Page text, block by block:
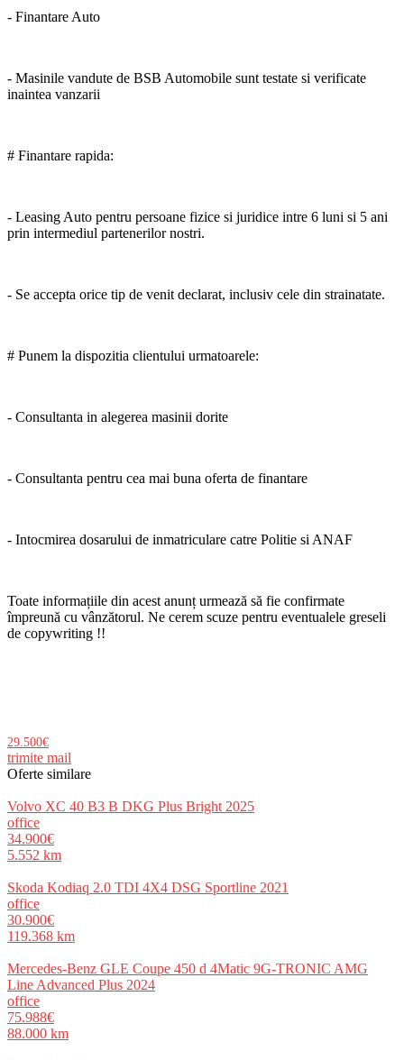
- Finantare Auto
- Masinile vandute de BSB Automobile sunt testate si verificate
inaintea vanzarii
# Finantare rapida:
- Leasing Auto pentru persoane fizice si juridice intre 6 luni si 5 ani
prin intermediul partenerilor nostri.
- Se accepta orice tip de venit declarat, inclusiv cele din strainatate.
# Punem la dispozitia clientului urmatoarele:
- Consultanta in alegerea masinii dorite
- Consultanta pentru cea mai buna oferta de finantare
- Intocmirea dosarului de inmatriculare catre Politie si ANAF
Toate informațiile din acest anunț urmează să fie confirmate
împreună cu vânzătorul. Ne cerem scuze pentru eventualele greseli
de copywriting !!
29.500€
trimite mail
Oferte similare
Volvo XC 40 B3 B DKG Plus Bright 2025
office
34.900€
5.552 km
Skoda Kodiaq 2.0 TDI 4X4 DSG Sportline 2021
office
30.900€
119.368 km
Mercedes-Benz GLE Coupe 450 d 4Matic 9G-TRONIC AMG
Line Advanced Plus 2024
office
75.988€
88.000 km